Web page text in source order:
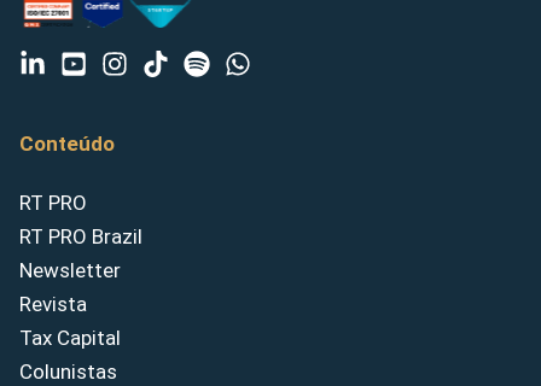
Conteúdo
RT PRO
RT PRO Brazil
Newsletter
Revista
Tax Capital
Colunistas